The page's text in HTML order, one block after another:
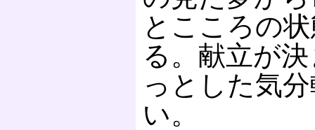
とこころの
る。献立が
っとした気
い。